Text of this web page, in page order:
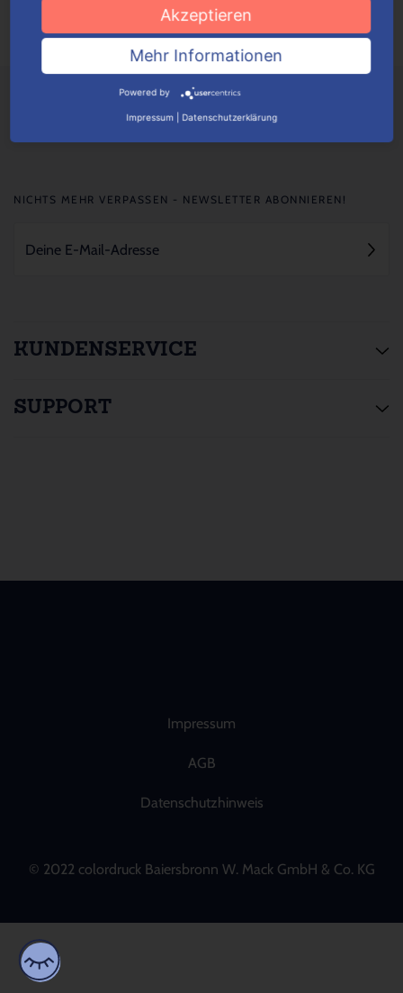
Mehr lesen
KUNDENSERVICE
SUPPORT
NICHTS MEHR VERPASSEN - NEWSLETTER ABONNIEREN!
Impressum
AGB
Datenschutzhinweis
© 2022 colordruck Baiersbronn W. Mack GmbH & Co. KG
Akzeptieren
Mehr Informationen
Powered by
Impressum Datenschutzerklärung